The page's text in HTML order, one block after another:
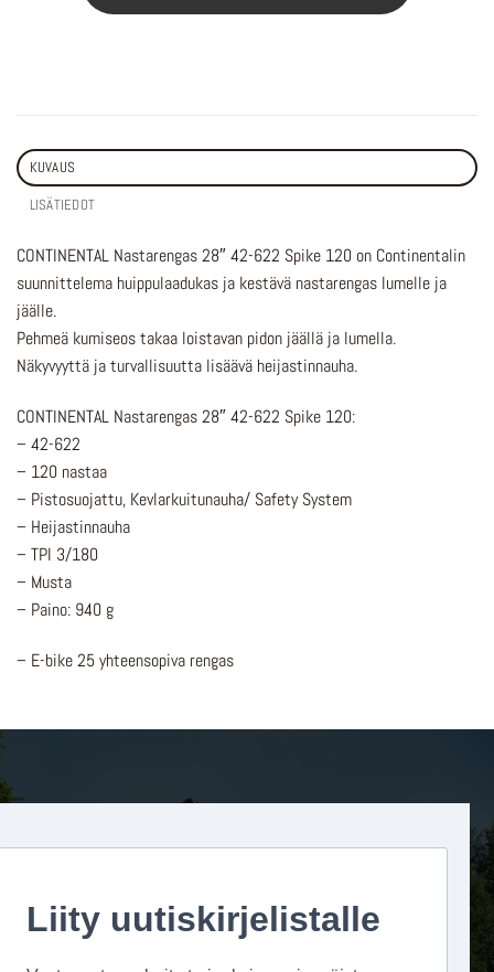
KUVAUS
LISÄTIEDOT
CONTINENTAL Nastarengas 28″ 42-622 Spike 120 on Continentalin
suunnittelema huippulaadukas ja kestävä nastarengas lumelle ja
jäälle.
Pehmeä kumiseos takaa loistavan pidon jäällä ja lumella.
Näkyvyyttä ja turvallisuutta lisäävä heijastinnauha.
CONTINENTAL Nastarengas 28″ 42-622 Spike 120:
– 42-622
– 120 nastaa
– Pistosuojattu, Kevlarkuitunauha/ Safety System
– Heijastinnauha
– TPI 3/180
– Musta
– Paino: 940 g
– E-bike 25 yhteensopiva rengas